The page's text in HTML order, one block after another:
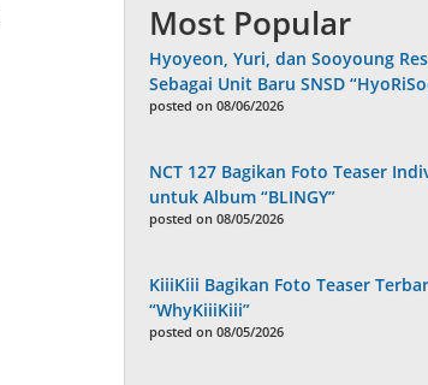
Most Popular
Hyoyeon, Yuri, dan Sooyoung
Sebagai Unit Baru SNSD
posted on 08/06/2026
NCT 127 Bagikan Foto Teaser
untuk Album “BLINGY”
posted on 08/05/2026
KiiiKiii Bagikan Foto Teaser
“WhyKiiiKiii”
posted on 08/05/2026